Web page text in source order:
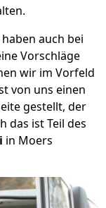
auch bei
Vorschläge
wir im Vorfeld
von uns einen
gestellt, der
das ist Teil des
in Moers